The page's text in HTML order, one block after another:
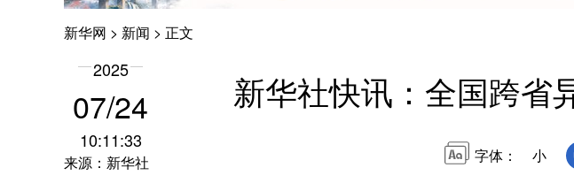
新华网 > 新闻 > 正文
2025
07/24
10:11:33
来源：新华社
新华社快讯：全国跨省
字体： 小